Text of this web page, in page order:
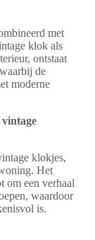
met
klok als
ontstaat
de
moderne
klokjes,
Het
om een verhaal
waardoor
is.